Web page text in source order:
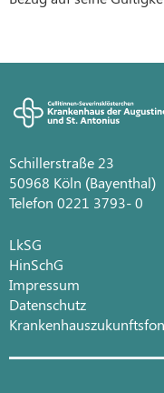
Schillerstraße 23
50968 Köln (Bayenthal)
Telefon 0221 3793- 0
LkSG
HinSchG
Impressum
Datenschutz